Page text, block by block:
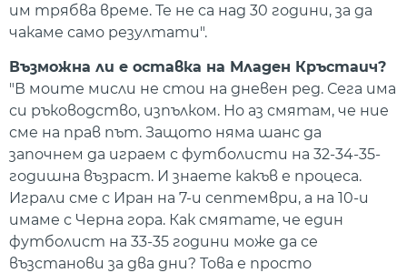
им трябва време. Те не са над 30 години, за да
чакаме само резултати".
Възможна ли е оставка на Младен Кръстаич?
"В моите мисли не стои на дневен ред. Сега има
си ръководство, изпълком. Но аз смятам, че ние
сме на прав път. Защото няма шанс да
започнем да играем с футболисти на 32-34-35-
годишна възраст. И знаете какъв е процеса.
Играли сме с Иран на 7-и септември, а на 10-и
имаме с Черна гора. Как смятате, че един
футболист на 33-35 години може да се
възстанови за два дни? Това е просто